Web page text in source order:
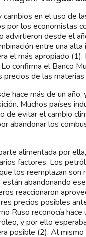
en el uso de
por los economistas
advirtieron desde el
entre una
el más apropiado
confirma el Banco
precios de las
hace más de un
Muchos países
de evitar el cambio
abandonar los
alimentada por
factores. Los
los reemplazan son
abandonando
reaccionaron
precios posibles
Ruso reconocía
y por ello
posible (2). Al